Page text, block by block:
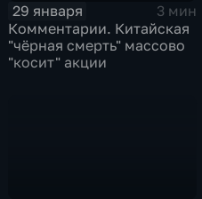
29 января
3 мин
Комментарии. Китайская
"чёрная смерть" массово
"косит" акции